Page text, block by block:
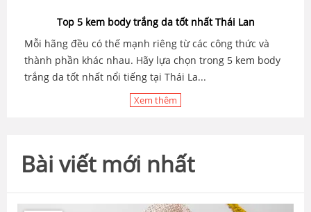
Top 5 kem body trắng da tốt nhất Thái Lan
Mỗi hãng đều có thế mạnh riêng từ các công thức và
thành phần khác nhau. Hãy lựa chọn trong 5 kem body
trắng da tốt nhất nổi tiếng tại Thái La...
Xem thêm
Bài viết mới nhất